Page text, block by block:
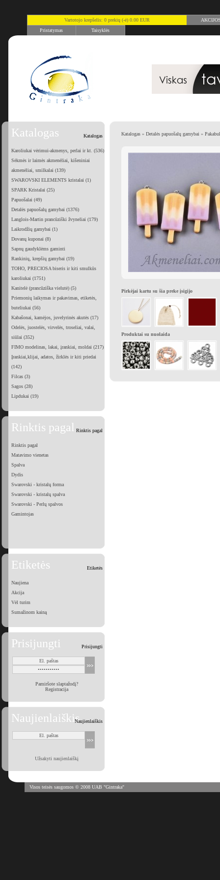
Vartotojo krepšelis: 0 prekių (-ė) 0.00 EUR
Pristatymas
Taisyklės
Katalogas Katalogas
Karoliukai vėrimui-akmenys, perlai ir kt. (536)
Sėkmės ir laimės akmenėliai, kišeniniai
akmenėliai, smilkalai (139)
SWAROVSKI ELEMENTS kristalai (1)
SPARK Kristalai (25)
Papuošalai (49)
Detalės papuošalų gamybai (1376)
Langlois-Martin prancūziški žvyneliai (179)
Laikrodžių gamybai (1)
Dovanų kuponai (8)
Sapnų gaudyklėms gaminti
Rankinių, krepšių gamybai (19)
TOHO, PRECIOSA biseris ir kiti smulkūs
karoliukai (1751)
Kanitelė (prancūziška vielutė) (5)
Priemonių laikymas ir pakavimas, etiketės,
buteliukai (56)
Kabašonai, kamėjos, juvelyrinės akutės (17)
Odelės, juostelės, virvelės, troseliai, valai,
siūlai (352)
FIMO modelinas, lakai, įrankiai, moldai (217)
Įrankiai,klijai, adatos, žirklės ir kiti priedai
(142)
Filcas (3)
Sagos (28)
Lipdukai (19)
Rinktis pagal Rinktis pagal
Rinktis pagal
Matavimo vienetas
Spalva
Dydis
Swarovski - kristalų forma
Swarovski - kristalų spalva
Swarovski - Perlų spalvos
Gamintojas
Etiketės Etiketės
Naujiena
Akcija
Vėl turim
Sumažinom kainą
Prisijungti Prisijungti
Pamiršote slaptažodį?
Registracija
NaujienlaiškisNaujienlaiškis
Užsakyti naujienlaiškį
Katalogas » Detalės papuošalų gamybai »
Pirkėjai kartu su šia preke įsigijo
Produktai su nuolaida
Visos teisės saugomos © 2008 UAB "Gintraka"